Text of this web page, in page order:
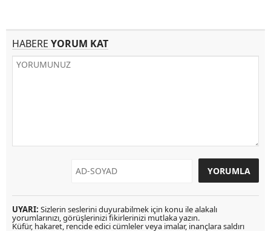
HABERE YORUM KAT
UYARI: Sizlerin seslerini duyurabilmek için konu ile alakalı
yorumlarınızı, görüşlerinizi fikirlerinizi mutlaka yazın.
Küfür, hakaret, rencide edici cümleler veya imalar, inançlara saldırı